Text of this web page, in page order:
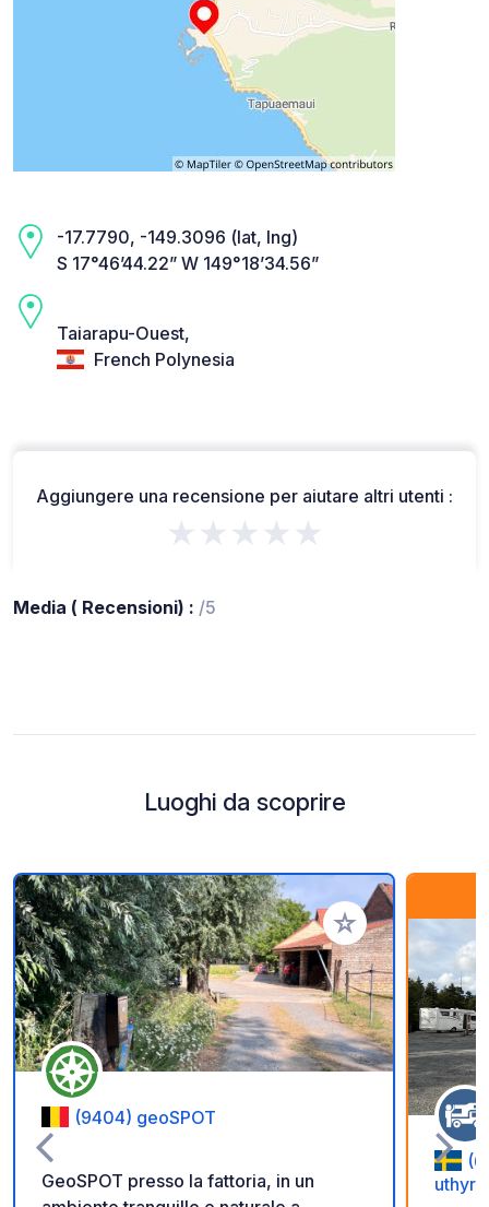
-17.7790, -149.3096 (lat, lng)
S 17°46’44.22” W 149°18’34.56”
Taiarapu-Ouest,
French Polynesia
Aggiungere una recensione per aiutare altri utenti :
★★★★★
Media ( Recensioni) : /5
Luoghi da scoprire
Aggiungi ai tuoi
(9404) geoSPOT
GeoSPOT presso la fattoria, in un